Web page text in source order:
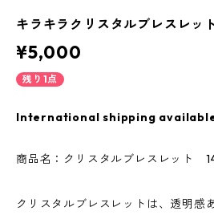
キラキラクリスタルブレスレ
¥5,000
残り1点
International shipping
商品名：クリスタルブレスレット
クリスタルブレスレットは、透明感